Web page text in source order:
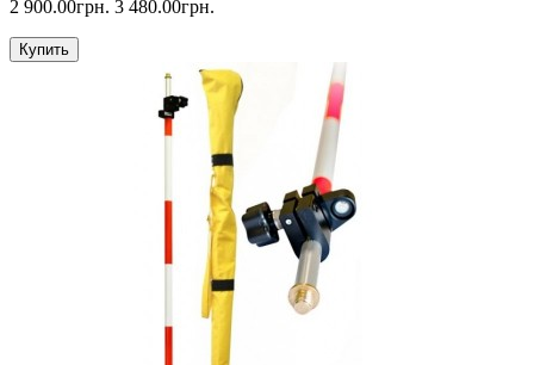
2 900.00грн. 3 480.00грн.
Купить